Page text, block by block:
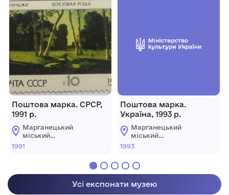
Поштова марка. СРСР,
1991 р.
Марганецький
міський
краєзнавчий музей
1991
Поштова марка.
Україна, 1993 р.
Марганецький
міський
краєзнавчий музей
1993
Усі експонати музею